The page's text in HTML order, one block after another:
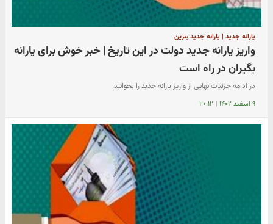
یارانه جدید | یارانه جدید بنزین
واریز یارانه جدید دولت در این تاریخ | خبر خوش برای یارانه
بگیران در راه است
در ادامه جزئیات نهایی از واریز یارانه جدید را بخوانید.
۹ اسفند ۱۴۰۲ | ۲۰:۱۲